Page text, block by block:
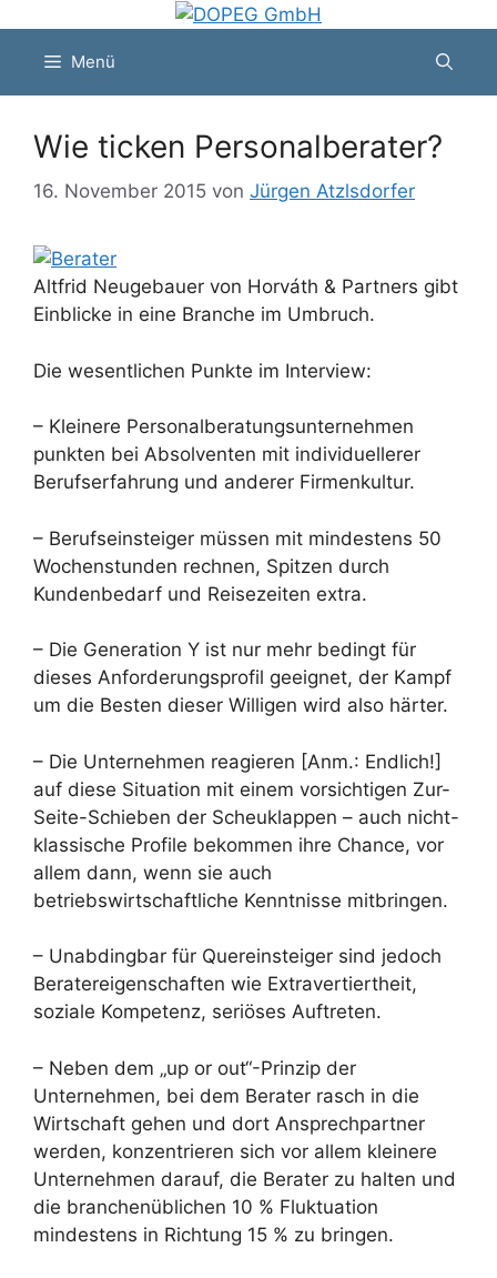
springenMenü
Wie ticken Personalberater?
16. November 2015 von Jürgen Atzlsdorfer
Altfrid Neugebauer von Horváth & Partners gibt
Einblicke in eine Branche im Umbruch.
Die wesentlichen Punkte im Interview:
– Kleinere Personalberatungsunternehmen
punkten bei Absolventen mit individuellerer
Berufserfahrung und anderer Firmenkultur.
– Berufseinsteiger müssen mit mindestens 50
Wochenstunden rechnen, Spitzen durch
Kundenbedarf und Reisezeiten extra.
– Die Generation Y ist nur mehr bedingt für
dieses Anforderungsprofil geeignet, der Kampf
um die Besten dieser Willigen wird also härter.
– Die Unternehmen reagieren [Anm.: Endlich!]
auf diese Situation mit einem vorsichtigen Zur-
Seite-Schieben der Scheuklappen – auch nicht-
klassische Profile bekommen ihre Chance, vor
allem dann, wenn sie auch
betriebswirtschaftliche Kenntnisse mitbringen.
– Unabdingbar für Quereinsteiger sind jedoch
Beratereigenschaften wie Extravertiertheit,
soziale Kompetenz, seriöses Auftreten.
– Neben dem „up or out“-Prinzip der
Unternehmen, bei dem Berater rasch in die
Wirtschaft gehen und dort Ansprechpartner
werden, konzentrieren sich vor allem kleinere
Unternehmen darauf, die Berater zu halten und
die branchenüblichen 10 % Fluktuation
mindestens in Richtung 15 % zu bringen.